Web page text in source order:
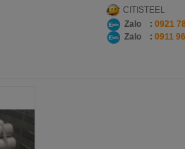
CITISTEEL
Zalo : 0921
Zalo : 0911